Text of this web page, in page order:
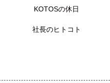
KOTOSの休日
社長のヒトコト